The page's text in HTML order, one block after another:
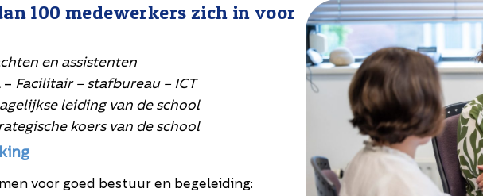
100 medewerkers zich in voor
en assistenten
Facilitair – stafbureau – ICT
leiding van de school
koers van de school
voor goed bestuur en begeleiding: